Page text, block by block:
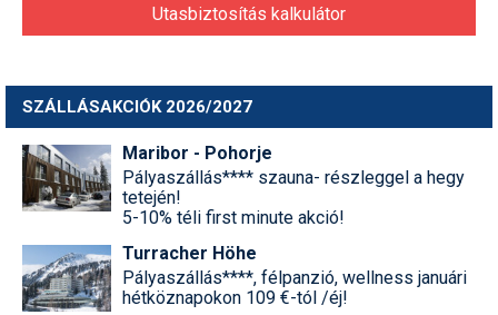
Utasbiztosítás kalkulátor
SZÁLLÁSAKCIÓK 2026/2027
Maribor - Pohorje
Pályaszállás**** szauna- részleggel a hegy
tetején!
5-10% téli first minute akció!
Turracher Höhe
Pályaszállás****, félpanzió, wellness januári
hétköznapokon 109 €-tól /éj!